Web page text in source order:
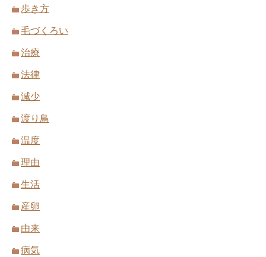
歩き方
毛づくろい
治療
法律
減少
渡り鳥
温度
理由
生活
産卵
由来
病気